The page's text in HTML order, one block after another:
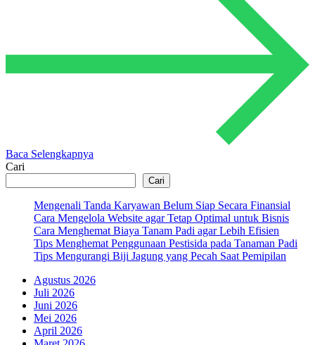
Baca Selengkapnya
Cari
Cari
Mengenali Tanda Karyawan Belum Siap Secara Finansial
Cara Mengelola Website agar Tetap Optimal untuk Bisnis
Cara Menghemat Biaya Tanam Padi agar Lebih Efisien
Tips Menghemat Penggunaan Pestisida pada Tanaman Padi
Tips Mengurangi Biji Jagung yang Pecah Saat Pemipilan
Agustus 2026
Juli 2026
Juni 2026
Mei 2026
April 2026